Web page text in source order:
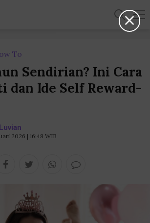
To
Sendirian? Ini Cara
dan Ide Self Reward-
2026 | 16:48 WIB